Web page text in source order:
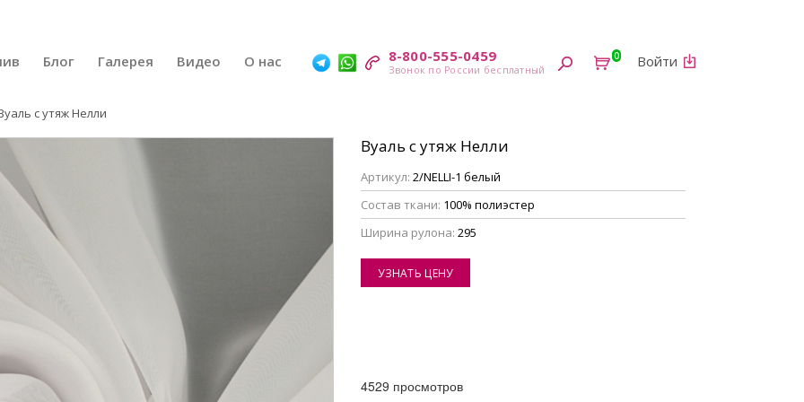
Войти
0
8-800-555-0459
Блог Галерея Видео О нас
с утяж Нелли
Вуаль с утяж Нелли
Артикул:2/NELLI-1 белый
Состав ткани: 100% полиэстер
Ширина рулона:295
УЗНАТЬ ЦЕНУ
4529 просмотров